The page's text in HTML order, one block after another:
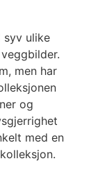
syv ulike
men har
og
med en